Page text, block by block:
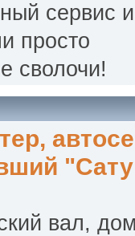
сервис и
просто
сволочи!
вал,